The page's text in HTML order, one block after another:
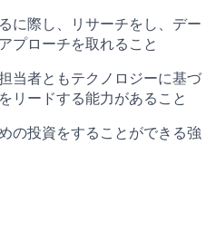
に際し、リサーチをし、デー
プローチを取れること
当者ともテクノロジーに基づ
リードする能力があること
の投資をすることができる強